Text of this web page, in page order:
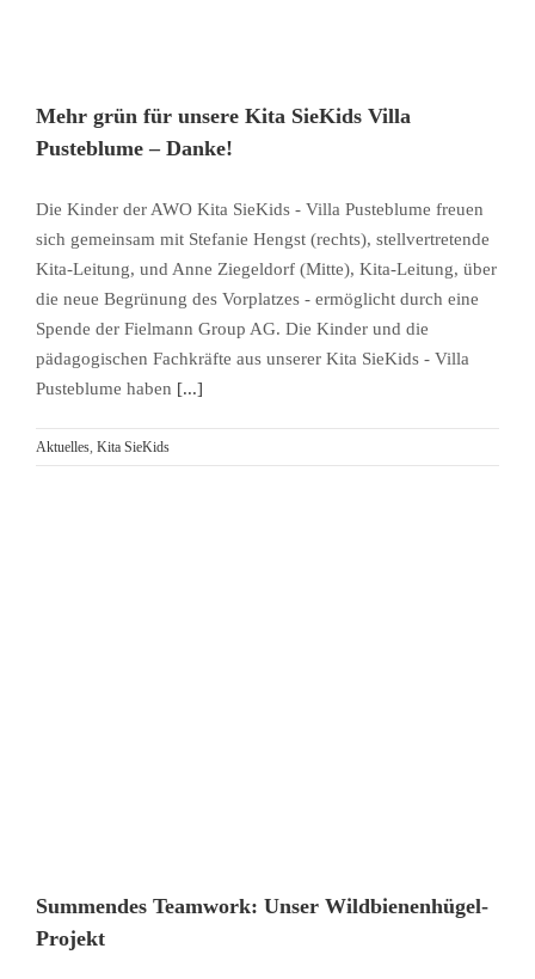
Mehr grün für unsere Kita SieKids Villa
Pusteblume – Danke!
Die Kinder der AWO Kita SieKids - Villa Pusteblume freuen
sich gemeinsam mit Stefanie Hengst (rechts), stellvertretende
Kita-Leitung, und Anne Ziegeldorf (Mitte), Kita-Leitung, über
die neue Begrünung des Vorplatzes - ermöglicht durch eine
Spende der Fielmann Group AG. Die Kinder und die
pädagogischen Fachkräfte aus unserer Kita SieKids - Villa
Pusteblume haben [...]
Aktuelles, Kita SieKids
Summendes Teamwork: Unser Wildbienenhügel-
Projekt